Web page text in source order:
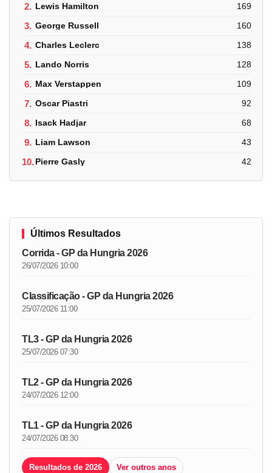
2. Lewis Hamilton 169
3. George Russell 160
4. Charles Leclerc 138
5. Lando Norris 128
6. Max Verstappen 109
7. Oscar Piastri 92
8. Isack Hadjar 68
9. Liam Lawson 43
10.Pierre Gasly 42
Últimos Resultados
Corrida - GP da Hungria 2026
26/07/2026 10:00
Classificação - GP da Hungria 2026
25/07/2026 11:00
TL3 - GP da Hungria 2026
25/07/2026 07:30
TL2 - GP da Hungria 2026
24/07/2026 12:00
TL1 - GP da Hungria 2026
24/07/2026 08:30
Resultados de 2026 Ver outros anos